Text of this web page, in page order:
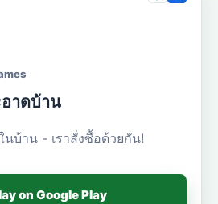
าดบ้าน
บ้าน - เราสั่งซื้อด้วยกัน!
on Google Play